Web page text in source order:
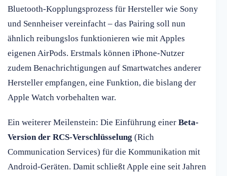
Bluetooth-Kopplungsprozess für Hersteller wie Sony
und Sennheiser vereinfacht – das Pairing soll nun
ähnlich reibungslos funktionieren wie mit Apples
eigenen AirPods. Erstmals können iPhone-Nutzer
zudem Benachrichtigungen auf Smartwatches anderer
Hersteller empfangen, eine Funktion, die bislang der
Apple Watch vorbehalten war.
Ein weiterer Meilenstein: Die Einführung einer Beta-
Version der RCS-Verschlüsselung (Rich
Communication Services) für die Kommunikation mit
Android-Geräten. Damit schließt Apple eine seit Jahren